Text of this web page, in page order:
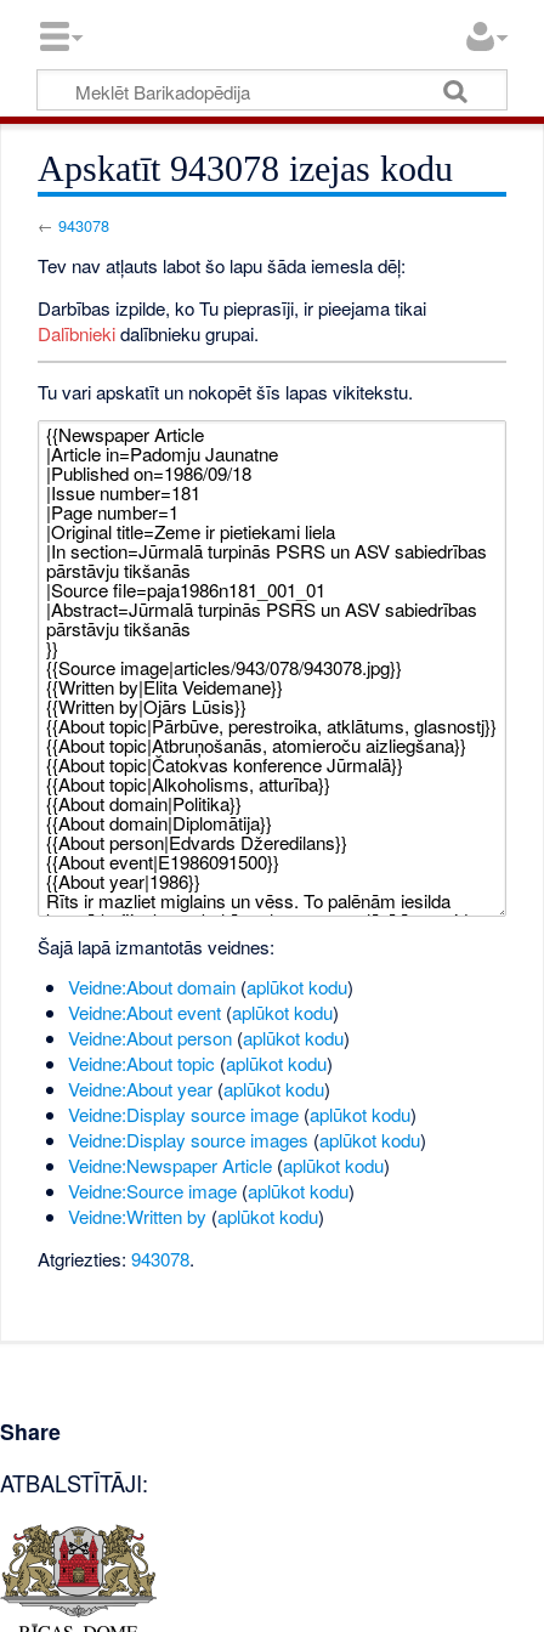
Apskatīt 943078 izejas kodu
←943078
Tev nav atļauts labot šo lapu šāda iemesla dēļ:
Darbības izpilde, ko Tu pieprasīji, ir pieejama tikai
Dalībniekidalībnieku grupai.
Tu vari apskatīt un nokopēt šīs lapas vikitekstu.
Šajā lapā izmantotās veidnes:
Veidne:About domain(aplūkot kodu)
Veidne:About event(aplūkot kodu)
Veidne:About person(aplūkot kodu)
Veidne:About topic(aplūkot kodu)
Veidne:About year(aplūkot kodu)
Veidne:Display source image(aplūkot kodu)
Veidne:Display source images (aplūkot kodu)
Veidne:Newspaper Article(aplūkot kodu)
Veidne:Source image(aplūkot kodu)
Veidne:Written by (aplūkot kodu)
Atgriezties:943078.
Share
ATBALSTĪTĀJI: